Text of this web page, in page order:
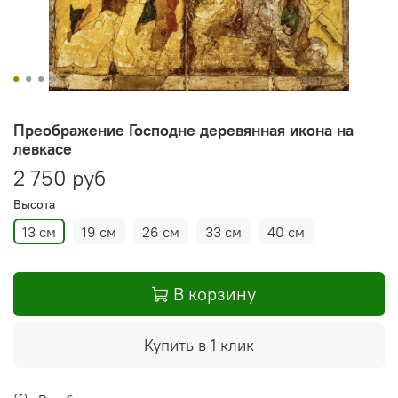
Преображение Господне деревянная икона на
левкасе
2 750 руб
Высота
13 см 19 см 26 см 33 см 40 см
В корзину
Купить в 1 клик